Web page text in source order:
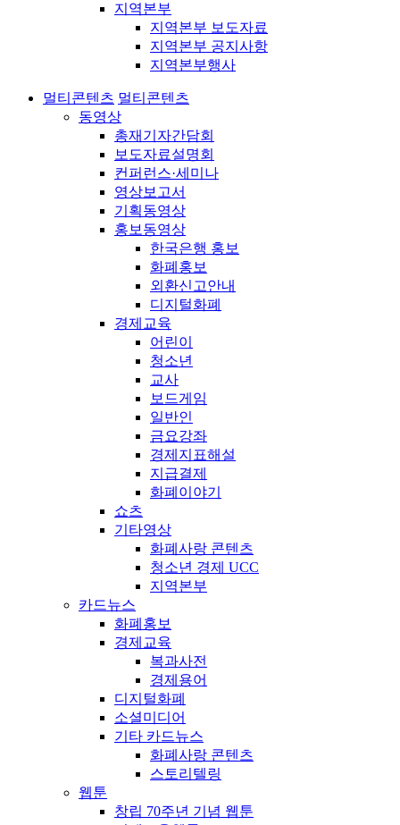
지역본부
지역본부 보도자료
지역본부 공지사항
지역본부행사
멀티콘텐츠 멀티콘텐츠
동영상
총재기자간담회
보도자료설명회
컨퍼런스·세미나
영상보고서
기획동영상
홍보동영상
한국은행 홍보
화폐홍보
외환신고안내
디지털화폐
경제교육
어린이
청소년
교사
보드게임
일반인
금요강좌
경제지표해설
지급결제
화폐이야기
쇼츠
기타영상
화폐사랑 콘텐츠
청소년 경제 UCC
지역본부
카드뉴스
화폐홍보
경제교육
복과사전
경제용어
디지털화폐
소셜미디어
기타 카드뉴스
화폐사랑 콘텐츠
스토리텔링
웹툰
창립 70주년 기념 웹툰